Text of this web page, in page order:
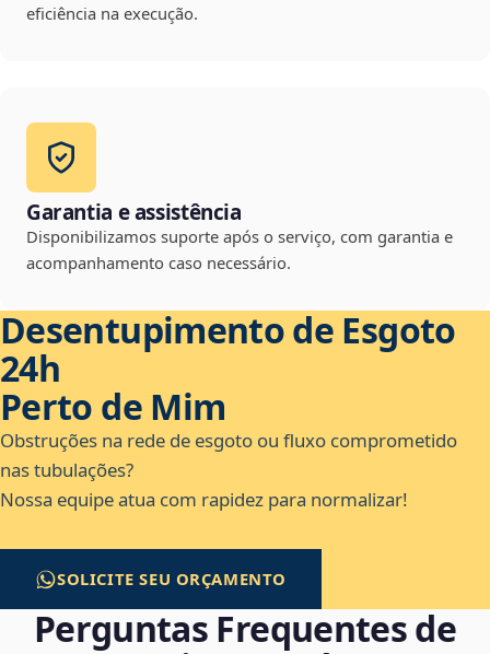
eficiência na execução.
Garantia e assistência
Disponibilizamos suporte após o serviço, com garantia e
acompanhamento caso necessário.
Desentupimento de Esgoto
24h
Perto de Mim
Obstruções na rede de esgoto ou fluxo comprometido
nas tubulações?
Nossa equipe atua com rapidez para normalizar!
SOLICITE SEU ORÇAMENTO
Perguntas Frequentes de